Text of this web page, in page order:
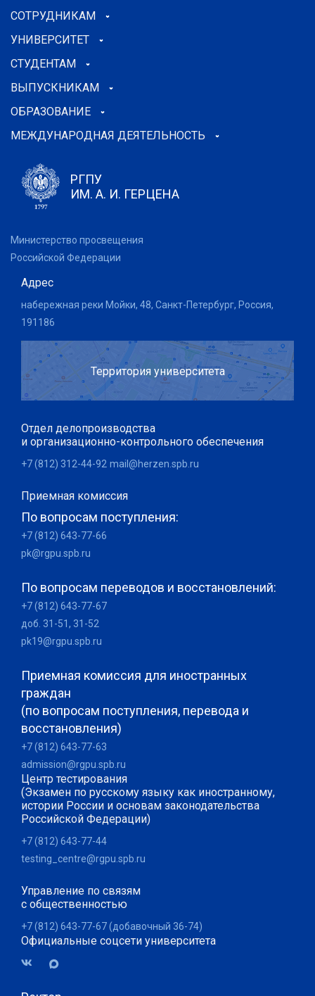
СОТРУДНИКАМ
УНИВЕРСИТЕТ
СТУДЕНТАМ
ВЫПУСКНИКАМ
ОБРАЗОВАНИЕ
МЕЖДУНАРОДНАЯ ДЕЯТЕЛЬНОСТЬ
РГПУ
ИМ. А. И. ГЕРЦЕНА
Министерство просвещения
Российской Федерации
Адрес
набережная реки Мойки, 48, Санкт-Петербург, Россия,
191186
Территория университета
Отдел делопроизводства
и организационно-контрольного обеспечения
+7 (812) 312-44-92 mail@herzen.spb.ru
Приемная комиссия
По вопросам поступления:
+7 (812) 643-77-66
pk@rgpu.spb.ru
По вопросам переводов и восстановлений:
+7 (812) 643-77-67
доб. 31-51, 31-52
pk19@rgpu.spb.ru
Приемная комиссия для иностранных
граждан
(по вопросам поступления, перевода и
восстановления)
+7 (812) 643-77-63
admission@rgpu.spb.ru
Центр тестирования
(Экзамен по русскому языку как иностранному,
истории России и основам законодательства
Российской Федерации)
+7 (812) 643-77-44
testing_centre@rgpu.spb.ru
Управление по связям
с общественностью
+7 (812) 643-77-67 (добавочный 36-74)
Официальные соцсети университета